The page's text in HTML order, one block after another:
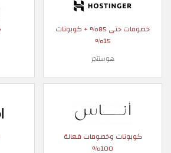
خصومات حتى 85% + كوبونات
15%
هوستنجر
كوبونات وخصومات فعالة
100%